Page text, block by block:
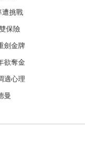
遭挑戰
保險
劍金牌
欲奪金
適心理
曼